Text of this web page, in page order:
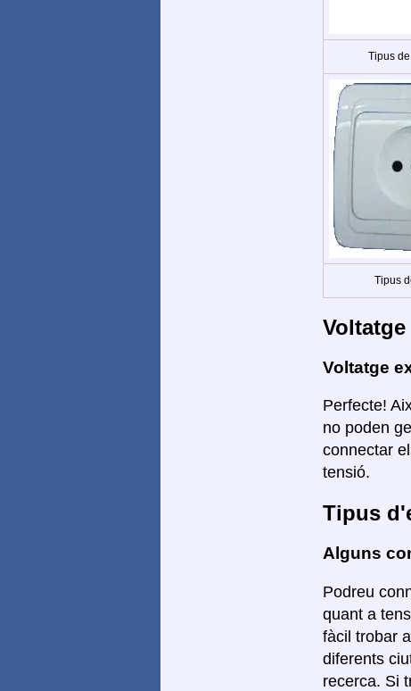
Tipus
Tipus
Voltatge
Voltatge
Perfecte!
no poden
connectar
tensió.
Tipus
Alguns
Podreu
quant a
fàcil trobar
diferents
recerca. Si